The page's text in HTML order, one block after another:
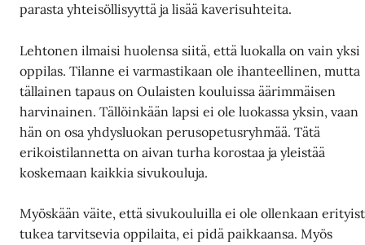
parasta yhteisöllisyyttä ja lisää kaverisuhteita.
Lehtonen ilmaisi huolensa siitä, että luokalla on vain yksi
oppilas. Tilanne ei varmastikaan ole ihanteellinen, mutta
tällainen tapaus on Oulaisten kouluissa äärimmäisen
harvinainen. Tällöinkään lapsi ei ole luokassa yksin, vaan
hän on osa yhdysluokan perusopetusryhmää. Tätä
erikoistilannetta on aivan turha korostaa ja yleistää
koskemaan kaikkia sivukouluja.
Myöskään väite, että sivukouluilla ei ole ollenkaan
tukea tarvitsevia oppilaita, ei pidä paikkaansa. Myös